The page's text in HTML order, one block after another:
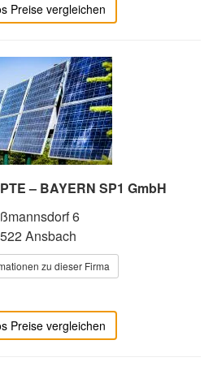
Preise vergleichen
– BAYERN SP1 GmbH
6
Ansbach
zu dieser Firma
Preise vergleichen